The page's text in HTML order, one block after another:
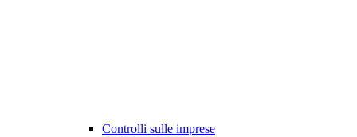
Controlli sulle imprese